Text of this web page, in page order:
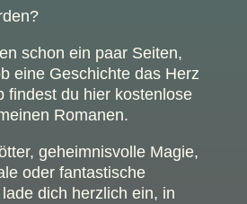
schon ein paar Seiten,
eine Geschichte das Herz
findest du hier kostenlose
Romanen.
geheimnisvolle Magie,
oder fantastische
dich herzlich ein, in